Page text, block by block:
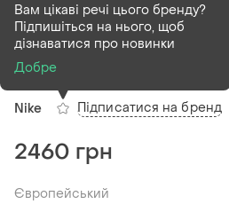
В наявності18 шт
Кросівки чоловічі
iv white
Nike
Вам цікаві речі цього бренду?
Підпишіться на нього, щоб
дізнаватися про новинки
Добре
Підписатися на бренд
2460 грн
Європейський